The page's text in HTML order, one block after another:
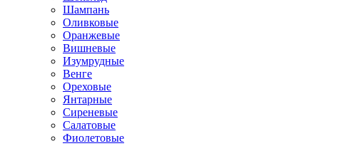
Шампань
Оливковые
Оранжевые
Вишневые
Изумрудные
Венге
Ореховые
Янтарные
Сиреневые
Салатовые
Фиолетовые